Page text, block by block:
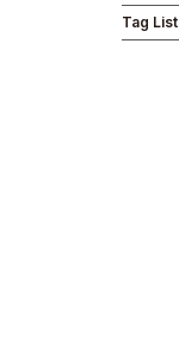
Tag List